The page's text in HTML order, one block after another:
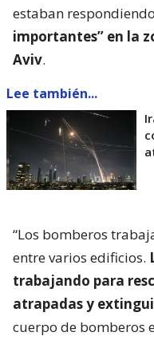
estaban
importantes” en la
Aviv.
Lee también...
“Los bomberos
entre varios edificios.
trabajando para
atrapadas y
cuerpo de bomberos